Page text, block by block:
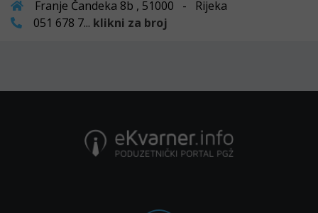
Franje Čandeka 8b , 51000 - Rijeka
051 678 7... klikni za broj